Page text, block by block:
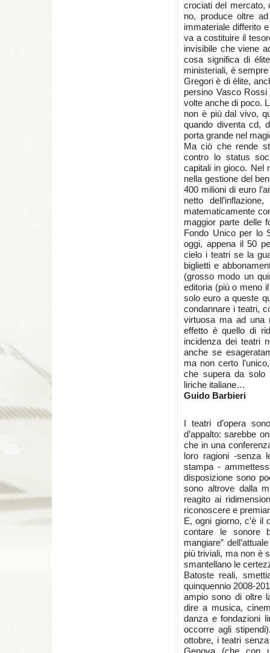
crociati del mercato,
no, produce oltre
immateriale differito
va a costituire il
invisibile che viene
cosa significa di
ministeriali, è
Gregori è di élite,
persino Vasco
volte anche di poco.
non è più dal vivo,
quando diventa cd,
porta grande nel
Ma ciò che rende
contro lo status
capitali in gioco. Nel
nella gestione del
400 milioni di euro
netto
matematicamente
maggior parte delle
Fondo Unico per lo
oggi, appena il 50
cielo i teatri se la
biglietti e
(grosso modo un
editoria (più o meno
solo euro a queste
condannare i teatri,
virtuosa ma ad una
effetto è quello di
incidenza dei teatri
anche se
ma non certo
che supera da solo
liriche italiane…
Guido Barbieri
I teatri d’opera
d’appalto: sarebbe
che in una
loro ragioni -senza
stampa -
disposizione sono
sono altrove dalla
reagito ai
riconoscere e
E, ogni giorno, c’è il
contare le sonore
mangiare”
più triviali, ma non è
smantellano le
Batoste reali,
quinquennio 2008-
ampio sono di oltre
dire a musica,
danza e fondazioni
occorre agli
ottobre, i teatri
Genova (che con